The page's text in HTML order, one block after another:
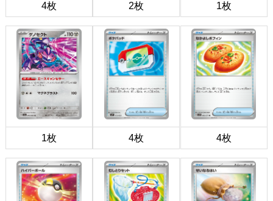
4枚 2枚 1枚
1枚 4枚 4枚